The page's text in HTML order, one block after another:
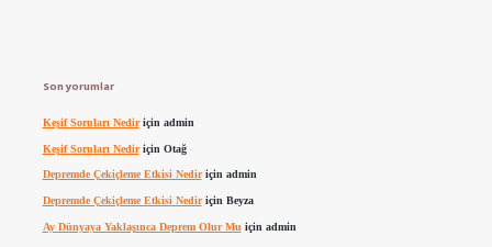
Son yorumlar
Keşif Soruları Nediriçin admin
Keşif Soruları Nediriçin Otağ
Depremde Çekiçleme Etkisi Nediriçin admin
Depremde Çekiçleme Etkisi Nediriçin Beyza
Ay Dünyaya Yaklaşınca Deprem Olur Mu için admin